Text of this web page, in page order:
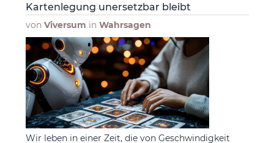
Kartenlegung unersetzbar bleibt
von Viversum in Wahrsagen
Wir leben in einer Zeit, die von Geschwindigkeit